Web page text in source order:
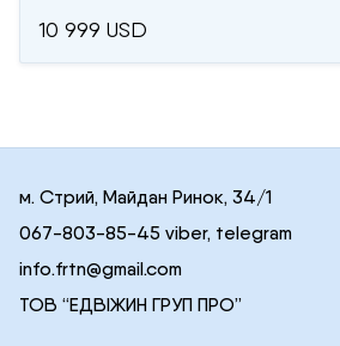
10 999 USD
м. Стрий, Майдан Ринок, 34/1
067-803-85-45 viber, telegram
info.frtn@gmail.com
ТОВ “ЕДВІЖИН ГРУП ПРО”